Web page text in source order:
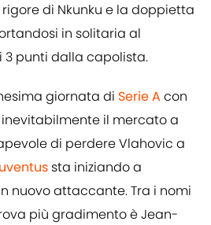
di Nkunku e la doppietta
in solitaria al
3 punti dalla capolista.
giornata di Serie A con
inevitabilmente il mercato a
di perdere Vlahovic a
sta iniziando a
nuovo attaccante. Tra i nomi
più gradimento è Jean-